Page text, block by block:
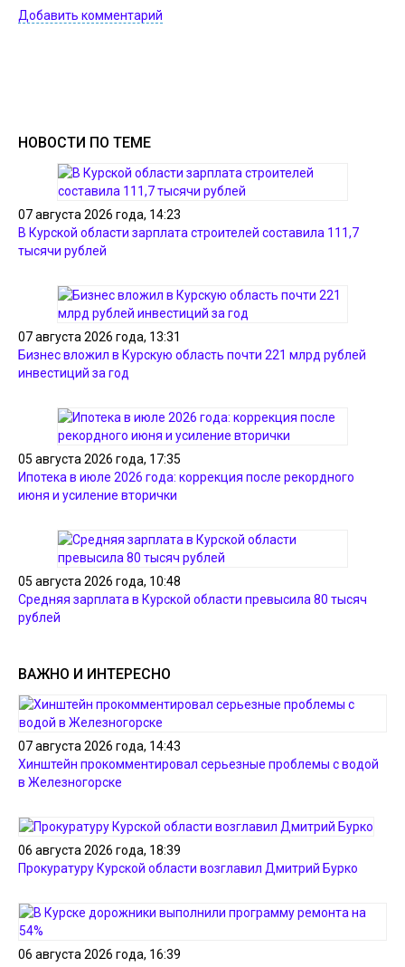
Добавить комментарий
НОВОСТИ ПО ТЕМЕ
07 августа 2026 года, 14:23
В Курской области зарплата строителей составила 111,7
тысячи рублей
07 августа 2026 года, 13:31
Бизнес вложил в Курскую область почти 221 млрд рублей
инвестиций за год
05 августа 2026 года, 17:35
Ипотека в июле 2026 года: коррекция после рекордного
июня и усиление вторички
05 августа 2026 года, 10:48
Средняя зарплата в Курской области превысила 80 тысяч
рублей
ВАЖНО И ИНТЕРЕСНО
07 августа 2026 года, 14:43
Хинштейн прокомментировал серьезные проблемы с водой
в Железногорске
06 августа 2026 года, 18:39
Прокуратуру Курской области возглавил Дмитрий Бурко
06 августа 2026 года, 16:39